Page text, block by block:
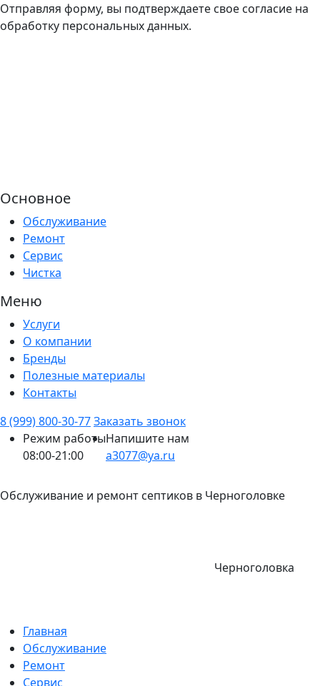
Отправляя форму, вы подтверждаете свое согласие на
обработку персональных данных.
Основное
Обслуживание
Ремонт
Сервис
Чистка
Меню
Услуги
О компании
Бренды
Полезные материалы
Контакты
8 (999) 800-30-77Заказать звонок
Режим работы
08:00-21:00
Напишите нам
a3077@ya.ru
Обслуживание и ремонт септиков в Черноголовке
Черноголовка
Главная
Обслуживание
Ремонт
Сервис